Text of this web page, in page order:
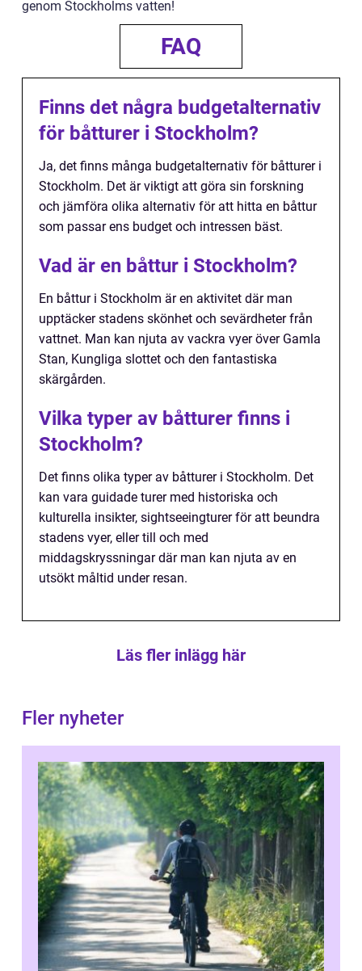
genom Stockholms vatten!
FAQ
Finns det några budgetalternativ
för båtturer i Stockholm?
Ja, det finns många budgetalternativ för båtturer i
Stockholm. Det är viktigt att göra sin forskning
och jämföra olika alternativ för att hitta en båttur
som passar ens budget och intressen bäst.
Vad är en båttur i Stockholm?
En båttur i Stockholm är en aktivitet där man
upptäcker stadens skönhet och sevärdheter från
vattnet. Man kan njuta av vackra vyer över Gamla
Stan, Kungliga slottet och den fantastiska
skärgården.
Vilka typer av båtturer finns i
Stockholm?
Det finns olika typer av båtturer i Stockholm. Det
kan vara guidade turer med historiska och
kulturella insikter, sightseeingturer för att beundra
stadens vyer, eller till och med
middagskryssningar där man kan njuta av en
utsökt måltid under resan.
Läs fler inlägg här
Fler nyheter